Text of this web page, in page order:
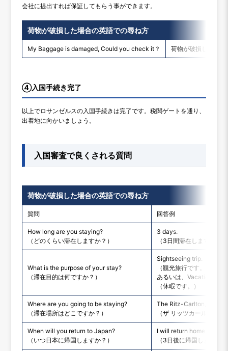
会社に提出すれば保証してもらう事ができます。
荷物が破損した場合の英語での尋ね方
My Baggage is damaged, Could you check it？ 荷物が破損してい
④入国手続き完了
以上でロサンゼルスの入国手続きは完了です。税関ゲートを通り、
出着地に向かいましょう。
入国審査で良くされる質問
荷物が破損した場合の英語での尋ね方
質問 回答例
How long are you staying?
（どのくらい滞在しますか？）
3 days.
（3日間滞在します。）
What is the purpose of your stay?
（滞在目的は何ですか？）
Sightseeing trip.
（観光旅行です。）
あるいは、Vacation.
（休暇です。）
Where are you going to be staying?
（滞在場所はどこですか？）
The Ritz-Carlton, Los
（ザ リッツカールトン
When will you return to Japan?
（いつ日本に帰国しますか？）
I will return home in 3
（3日後に帰国します。）